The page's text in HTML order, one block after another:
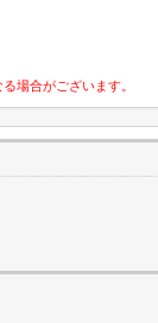
場合がございます。